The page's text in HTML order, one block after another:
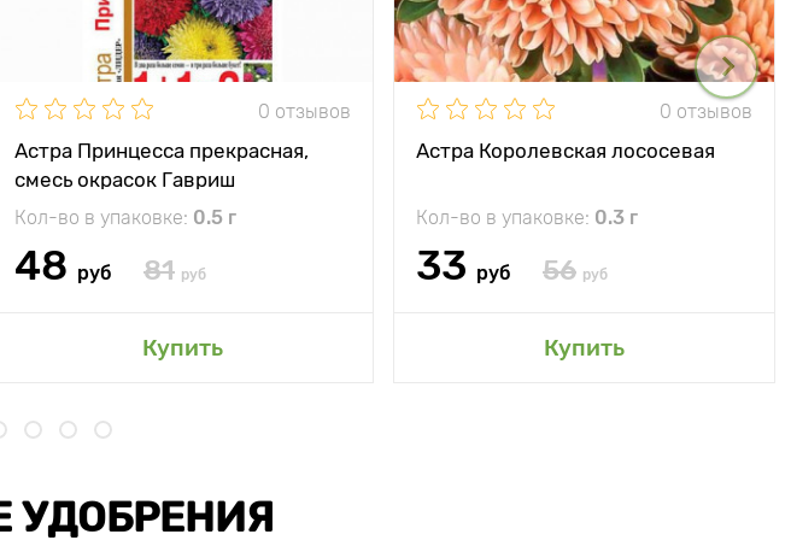
0 отзывов
Астра Принцесса прекрасная,
смесь окрасок Гавриш
Кол-во в упаковке: 0.5 г
48 руб 81 руб
Купить
0 отзывов
Астра Королевская лососевая
Кол-во в упаковке: 0.3 г
33 руб 56 руб
Купить
УДОБРЕНИЯ